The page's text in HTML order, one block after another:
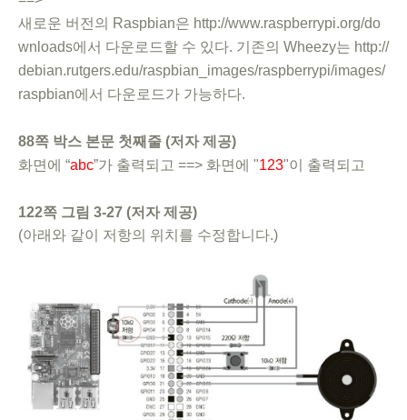
새로운 버전의 Raspbian은 http://www.raspberrypi.org/do
wnloads에서 다운로드할 수 있다. 기존의 Wheezy는 http://
debian.rutgers.edu/raspbian_images/raspberrypi/images/
raspbian에서 다운로드가 가능하다.
88쪽 박스 본문 첫째줄 (저자 제공)
화면에 “abc”가 출력되고 ==> 화면에 "123"이 출력되고
122쪽 그림 3-27 (저자 제공)
(아래와 같이 저항의 위치를 수정합니다.)